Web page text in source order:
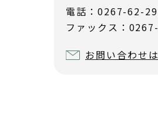
電話：0267-62-
ファックス：
お問い合わせ